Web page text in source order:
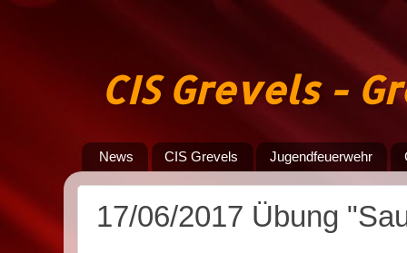
CIS Grevels -
News CIS Grevels Jugendfeuerwehr
17/06/2017 Übung